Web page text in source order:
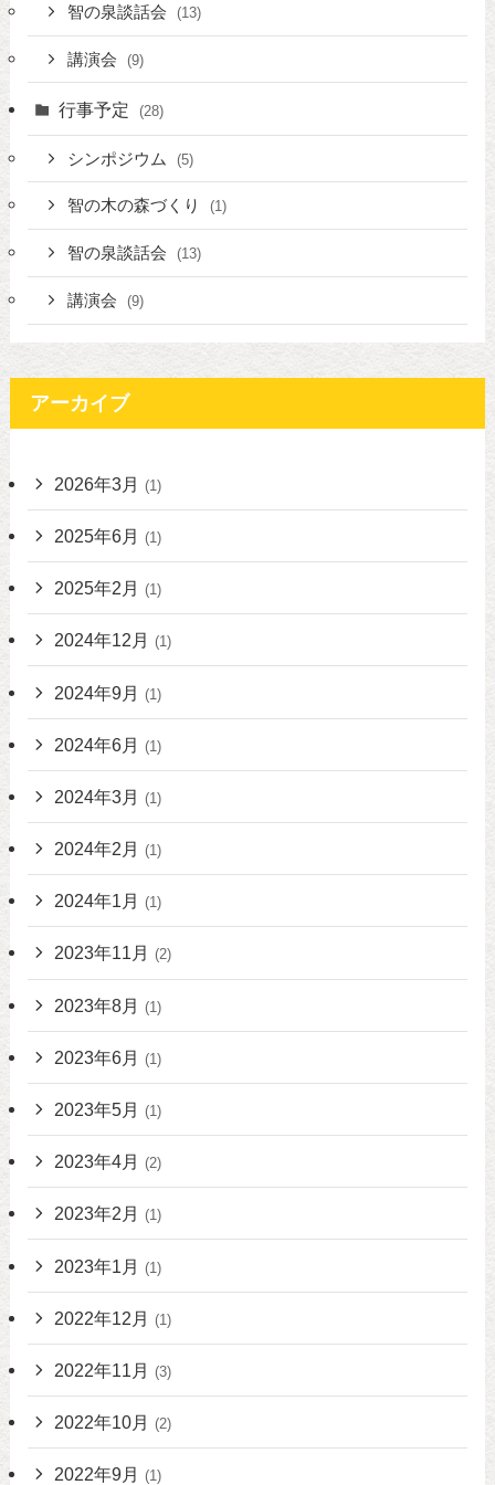
智の泉談話会 (13)
講演会 (9)
行事予定 (28)
シンポジウム (5)
智の木の森づくり (1)
智の泉談話会 (13)
講演会 (9)
アーカイブ
2026年3月 (1)
2025年6月 (1)
2025年2月 (1)
2024年12月 (1)
2024年9月 (1)
2024年6月 (1)
2024年3月 (1)
2024年2月 (1)
2024年1月 (1)
2023年11月 (2)
2023年8月 (1)
2023年6月 (1)
2023年5月 (1)
2023年4月 (2)
2023年2月 (1)
2023年1月 (1)
2022年12月 (1)
2022年11月 (3)
2022年10月 (2)
2022年9月 (1)